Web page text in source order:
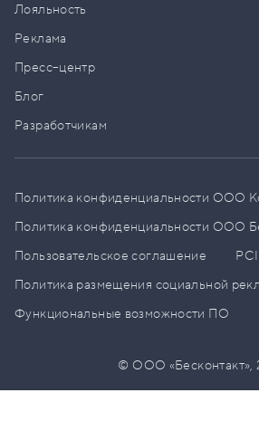
Лояльность
Реклама
Пресс–центр
Блог
Разработчикам
Политика конфиденциальности ООО
Политика конфиденциальности ООО
Пользовательское соглашение
Политика размещения социальной
Функциональные возможности ПО
© ООО «Бесконтакт»,